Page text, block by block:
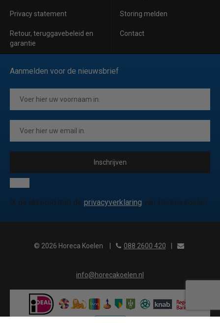
Privacy statement Storing melden
Retour, teruggavebeleid en
garantie
Contact
Aanmelden voor de nieuwsbrief
Inschrijven
Ik ga akkoord met de privacyverklaring van Horeca koelen
© 2026 Horeca Koelen 088 2600 420
info@horecakoelen.nl